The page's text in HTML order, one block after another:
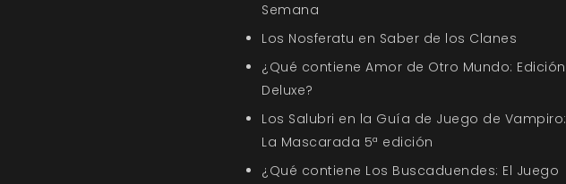
Semana
Los Nosferatu en Saber de los Clanes
¿Qué contiene Amor de Otro Mundo: Edición
Deluxe?
Los Salubri en la Guía de Juego de Vampiro:
La Mascarada 5ª edición
¿Qué contiene Los Buscaduendes: El Juego